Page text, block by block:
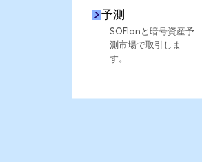
予測
SOFIonと暗号資産予
測市場で取引しま
す。